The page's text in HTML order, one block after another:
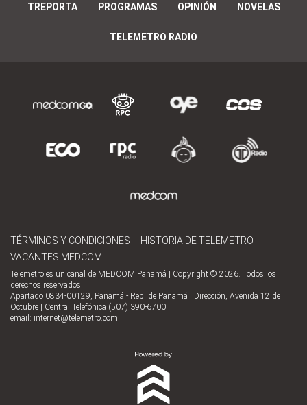
TREPORTA PROGRAMAS OPINIÓN NOVELAS
TELEMETRO RADIO
TÉRMINOS Y CONDICIONES
HISTORIA DE TELEMETRO
VACANTES MEDCOM
Telemetro es un canal de MEDCOM Panamá | Copyright © 2026. Todos los
derechos reservados.
Apartado 0834-00129, Panamá - Rep. de Panamá | Dirección, Avenida 12 de
Octubre | Central Telefónica (507) 390-6700
email: internet@telemetro.com